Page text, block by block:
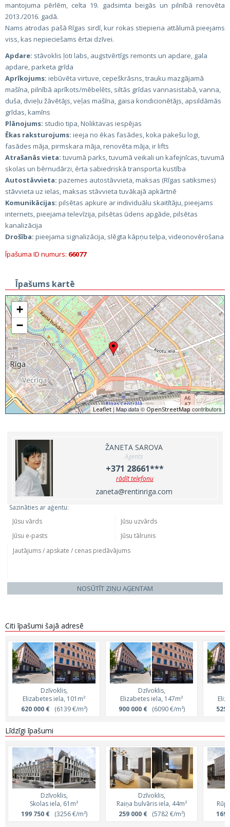
mantojuma pērlēm, celta 19. gadsimta beigās un pilnībā renovēta
2013./2016. gadā.
Nams atrodas pašā Rīgas sirdī, kur rokas stiepiena attālumā pieejams
viss, kas nepieciešams ērtai dzīvei.
Apdare: stāvoklis ļoti labs, augstvērtīgs remonts un apdare, gala
apdare, parketa grīda
Aprīkojums: iebūvēta virtuve, cepeškrāsns, trauku mazgājamā
mašīna, pilnībā aprīkots/mēbelēts, siltās grīdas vannasistabā, vanna,
duša, dvieļu žāvētājs, veļas mašīna, gaisa kondicionētājs, apsildāmās
grīdas, kamīns
Plānojums: studio tipa, Noliktavas iespējas
Ēkas raksturojums: ieeja no ēkas fasādes, koka pakešu logi,
fasādes māja, pirmskara māja, renovēta māja, ir lifts
Atrašanās vieta: tuvumā parks, tuvumā veikali un kafejnīcas, tuvumā
skolas un bērnudārzi, ērta sabiedriskā transporta kustība
Autostāvvieta: pazemes autostāvvieta, maksas (Rīgas satiksmes)
stāvvieta uz ielas, maksas stāvvieta tuvākajā apkārtnē
Komunikācijas: pilsētas apkure ar individuālu skaitītāju, pieejams
internets, pieejama televīzija, pilsētas ūdens apgāde, pilsētas
kanalizācija
Drošība: pieejama signalizācija, slēgta kāpņu telpa, videonovērošana
Īpašuma ID numurs: 66077
Īpašums kartē
+
−
Leaflet| Map data © OpenStreetMap contributors
ŽANETA SAROVA
Aģents
+371 28661***
rādīt telefonu
zaneta@rentinriga.com
Sazināties ar aģentu:
NOSŪTĪT ZIŅU AĢENTAM
Citi īpašumi šajā adresē
Dzīvoklis,
Elizabetes iela, 101m²
620 000 €(6139 €/m²)
Dzīvoklis,
Elizabetes iela, 147m²
900 000 €(6090 €/m²)
525
Līdzīgi īpašumi
Dzīvoklis,
Skolas iela, 61m²
199 750 €(3256 €/m²)
Dzīvoklis,
Raiņa bulvāris iela, 44m²
259 000 €(5782 €/m²)
169